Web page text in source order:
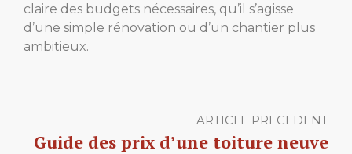
claire des budgets nécessaires, qu’il s’agisse
d’une simple rénovation ou d’un chantier plus
ambitieux.
ARTICLE PRECEDENT
Guide des prix d’une toiture neuve